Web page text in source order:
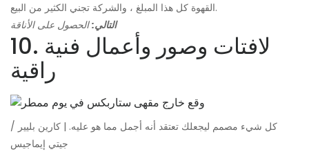
القهوة كل هذا المبلغ ، والشركة تجني الكثير من البيع.
التالي:الحصول على الأناقة
10. لافتات وصور وأعمال فنية
راقية
كل شيء مصمم ليجعلك تعتقد أنه أجمل مما هو عليه. | كارين بليير /
جيتي إيماجيس